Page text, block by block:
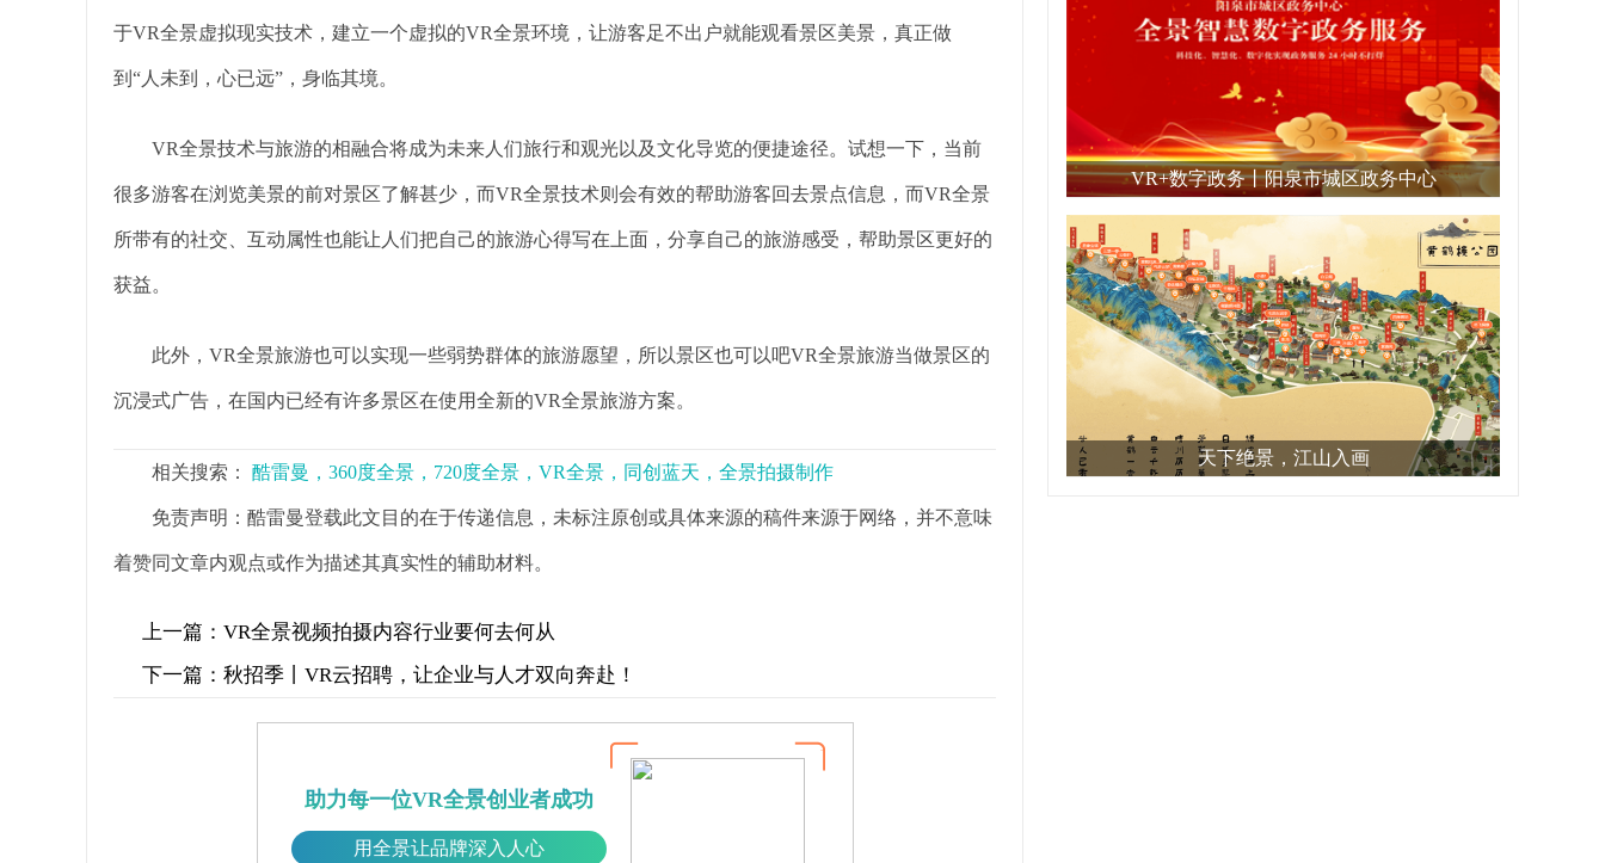
于VR全景虚拟现实技术，建立一个虚拟的VR全景环境，让游客足不出户就能观看景区美景，真正做
到“人未到，心已远”，身临其境。
VR全景技术与旅游的相融合将成为未来人们旅行和观光以及文化导览的便捷途径。试想一下，当前
很多游客在浏览美景的前对景区了解甚少，而VR全景技术则会有效的帮助游客回去景点信息，而VR全景
所带有的社交、互动属性也能让人们把自己的旅游心得写在上面，分享自己的旅游感受，帮助景区更好的
获益。
此外，VR全景旅游也可以实现一些弱势群体的旅游愿望，所以景区也可以吧VR全景旅游当做景区的
沉浸式广告，在国内已经有许多景区在使用全新的VR全景旅游方案。
相关搜索： 酷雷曼，360度全景，720度全景，VR全景，同创蓝天，全景拍摄制作
免责声明：酷雷曼登载此文目的在于传递信息，未标注原创或具体来源的稿件来源于网络，并不意味
着赞同文章内观点或作为描述其真实性的辅助材料。
上一篇： VR全景视频拍摄内容行业要何去何从
下一篇： 秋招季丨VR云招聘，让企业与人才双向奔赴！
助力每一位VR全景创业者成功
用全景让品牌深入人心
VR+数字政务丨阳泉市城区政务中心
天下绝景，江山入画